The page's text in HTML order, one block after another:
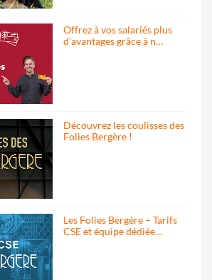
Offrez à vos salariés plus
d’avantages grâce à n…
Découvrez les coulisses des
Folies Bergère !
Les Folies Bergère – Tarifs
CSE et équipe dédiée…